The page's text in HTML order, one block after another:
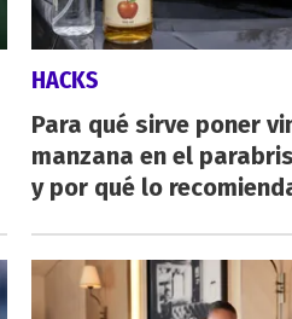
HACKS
Para qué sirve poner
manzana en el
y por qué lo